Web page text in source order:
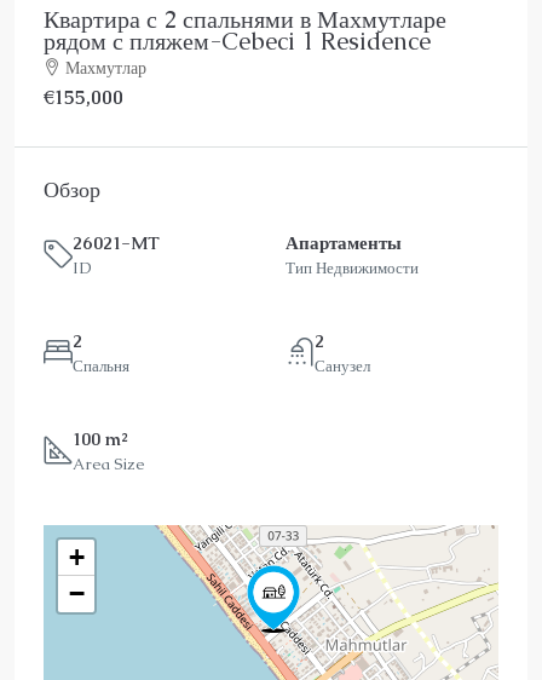
Квартира с 2 спальнями в Махмутларе
рядом с пляжем-Cebeci 1 Residence
Махмутлар
€155,000
Обзор
26021-MT
ID
Апартаменты
Тип Недвижимости
2
Спальня
2
Санузел
100 m²
Area Size
+
−